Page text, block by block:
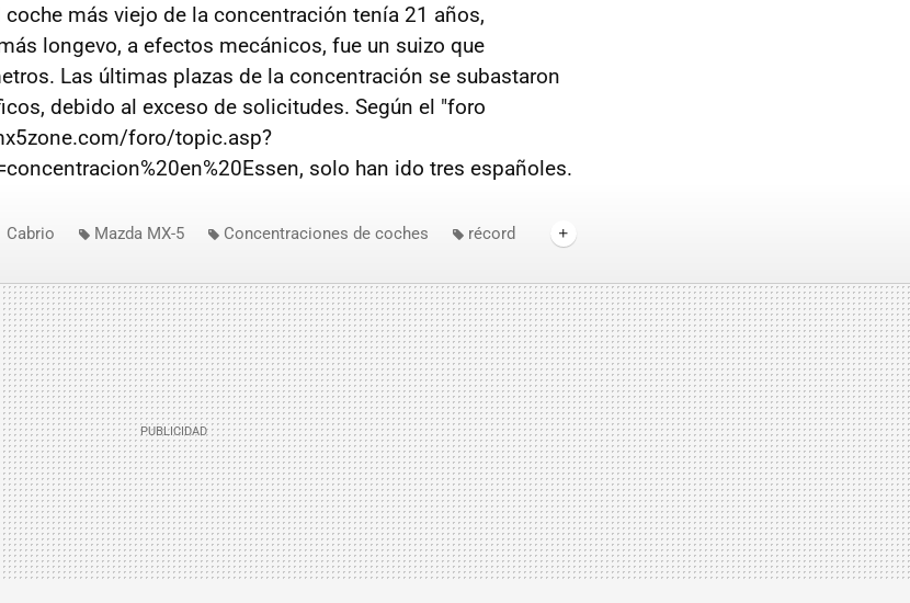
más viejo de la concentración tenía 21 años,
longevo, a efectos mecánicos, fue un suizo que
Las últimas plazas de la concentración se subastaron
debido al exceso de solicitudes. Según el "foro
foro/topic.asp?
solo han ido tres españoles.
Cabrio Mazda MX-5 Concentraciones de coches
récord